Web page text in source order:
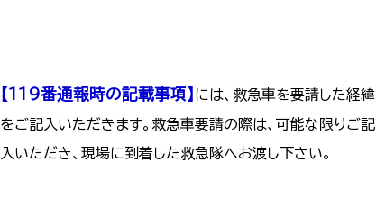
【119番通報時の記載事項】 には、救急車を要請した経緯
をご記入いただきます。救急車要請の際は、可能な限りご記
入いただき、現場に到着した救急隊へお渡し下さい。